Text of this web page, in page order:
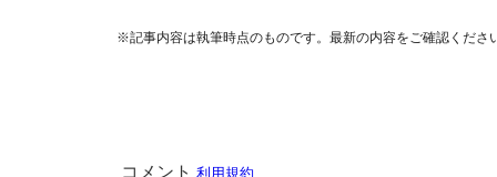
※記事内容は執筆時点のものです。最新の内容をご確認くださ